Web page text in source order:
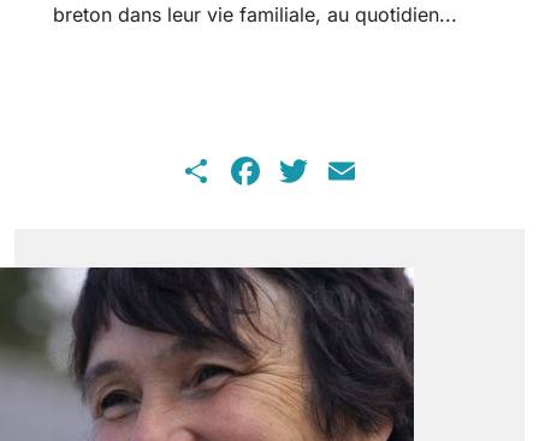
breton dans leur vie familiale, au quotidien...
ShareFacebook
Twitter